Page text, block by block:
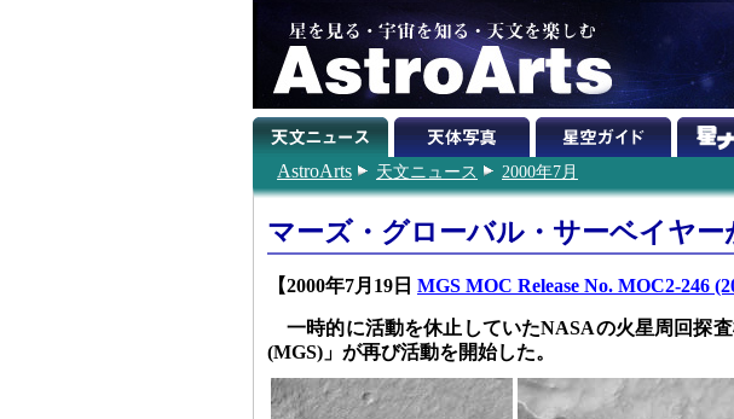
AstroArts 天文ニュース 2000年7月
マーズ・グローバル・サーベイヤー
【2000年7月19日 MGS MOC Release No. MOC2-246
一時的に活動を休止していたNASAの火星周回探
(MGS)」が再び活動を開始した。